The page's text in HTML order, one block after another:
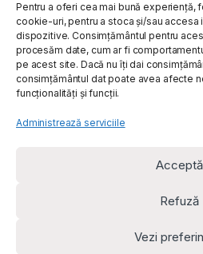
Pentru a oferi cea mai bună experiență,
cookie-uri, pentru a stoca și/sau
dispozitive. Consimțământul pentru
procesăm date, cum ar fi
pe acest site. Dacă nu îți dai
consimțământul dat poate avea afecte
funcționalități și funcții.
Administrează serviciile
Acceptă
Refuză
Vezi
Despre noi
© e-rem.ro - Toate drepturile